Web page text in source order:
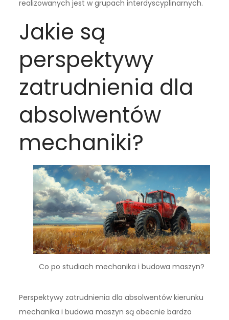
realizowanych jest w grupach interdyscyplinarnych.
Jakie są
perspektywy
zatrudnienia dla
absolwentów
mechaniki?
Co po studiach mechanika i budowa maszyn?
Perspektywy zatrudnienia dla absolwentów kierunku
mechanika i budowa maszyn są obecnie bardzo